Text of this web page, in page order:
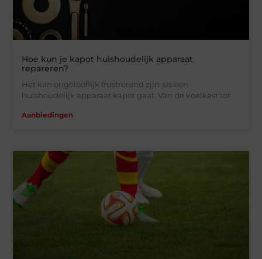
Hoe kun je kapot huishoudelijk apparaat
repareren?
Het kan ongelooflijk frustrerend zijn als een
huishoudelijk apparaat kapot gaat. Van de koelkast tot
Aanbiedingen